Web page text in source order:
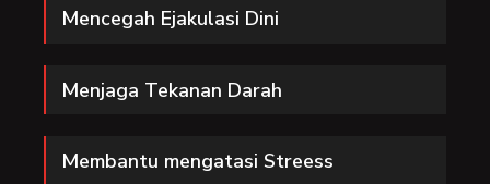
Mencegah Ejakulasi Dini
Menjaga Tekanan Darah
Membantu mengatasi Streess